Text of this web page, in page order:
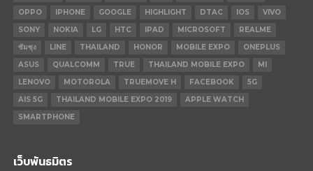
OPPO
IPHONE GOOGLE HIGHLIGHT DTAC IOS
VIVO
SONY
NOKIA LG HTC IPAD MICROSOFT
REALME
ซัมซุง
LINE THAILAND HONOR MOBILE EXPO
ONEPLUS
ASUS
QUALCOMM TRUE THAILAND MOBILE EXPO
MI
LENOVO
MOTOROLA TRUEMOVE H FACEBOOK
5G
AIS 5G
THAILAND MOBILE EXPO 2019
APPLE WATCH
SMARTPHONE
เว็บพันธมิตร